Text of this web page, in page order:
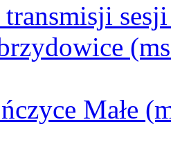
Małe